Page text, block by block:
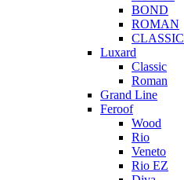
BOND
ROMAN
CLASSIC
Luxard
Classic
Roman
Grand Line
Feroof
Wood
Rio
Veneto
Rio EZ